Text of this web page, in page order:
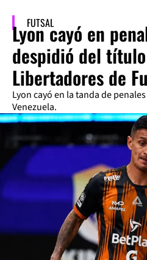
FUTSAL
Lyon cayó en
despidió del
Libertadores de
Lyon cayó en la tanda de
Venezuela.